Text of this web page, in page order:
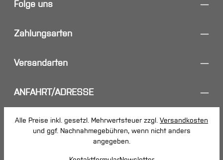
Folge uns
Zahlungsarten
Versandarten
ANFAHRT/ADRESSE
Alle Preise inkl. gesetzl. Mehrwertsteuer zzgl. Versandkosten
und ggf. Nachnahmegebühren, wenn nicht anders
angegeben.